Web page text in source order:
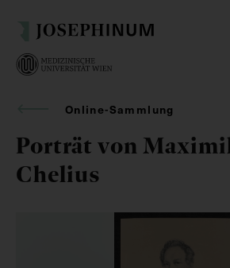
Online-Sammlung
Porträt von
Chelius